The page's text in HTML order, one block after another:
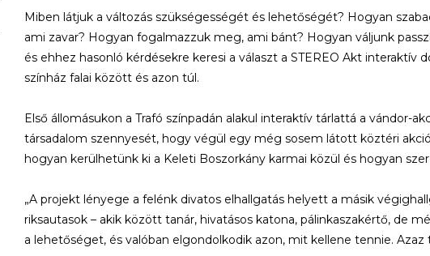
Miben látjuk a változás szükségességét és lehetőségét? Hogyan
ami zavar? Hogyan fogalmazzuk meg, ami bánt? Hogyan váljunk
és ehhez hasonló kérdésekre keresi a választ a STEREO Akt interaktív
színház falai között és azon túl.
Első állomásukon a Trafó színpadán alakul interaktív tárlattá a vándor-
társadalom szennyesét, hogy végül egy még sosem látott köztéri
hogyan kerülhetünk ki a Keleti Boszorkány karmai közül és hogyan
„A projekt lényege a felénk divatos elhallgatás helyett a másik
riksautasok – akik között tanár, hivatásos katona, pálinkaszakértő, de
a lehetőséget, és valóban elgondolkodik azon, mit kellene tennie. Azaz